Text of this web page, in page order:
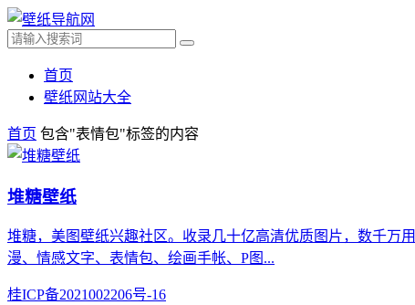
首页
壁纸网站大全
首页 包含"表情包"标签的内容
堆糖壁纸
堆糖，美图壁纸兴趣社区。收录几十亿高清优质图片，数千万
漫、情感文字、表情包、绘画手帐、P图...
桂ICP备2021002206号-16